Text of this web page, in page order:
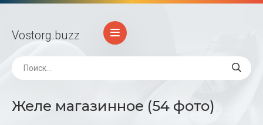
Vostorg.buzz
Желе магазинное (54 фото)